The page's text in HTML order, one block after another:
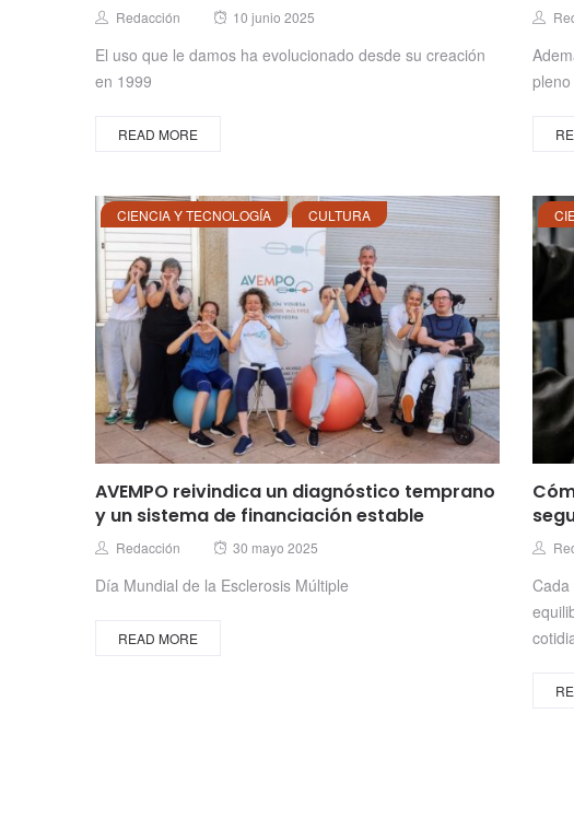
Author
Redacción
Posted
10 junio 2025
El uso que le damos ha evolucionado desde su creación
en 1999
READ MORE
CIENCIA Y TECNOLOGÍA CULTURA
AVEMPO reivindica un diagnóstico temprano
y un sistema de financiación estable
Author
Redacción
Posted
30 mayo 2025
Día Mundial de la Esclerosis Múltiple
READ MORE
Cada